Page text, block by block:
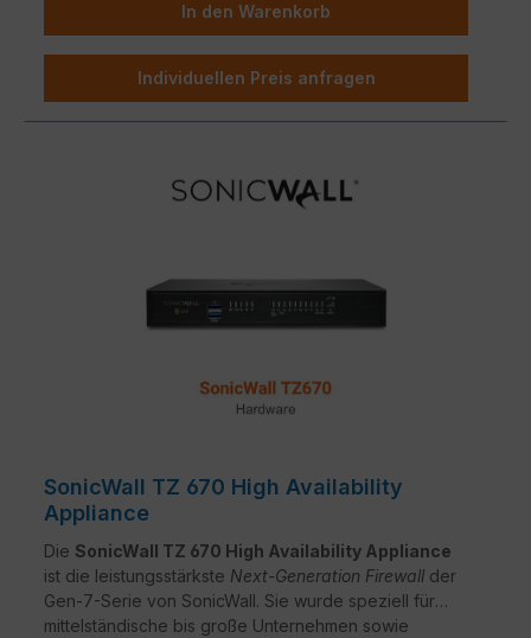
In den Warenkorb
Individuellen Preis anfragen
SonicWall TZ 670 High Availability
Appliance
Die SonicWall TZ 670 High Availability Appliance
ist die leistungsstärkste Next-Generation Firewall der
Gen-7-Serie von SonicWall. Sie wurde speziell für
mittelständische bis große Unternehmen sowie